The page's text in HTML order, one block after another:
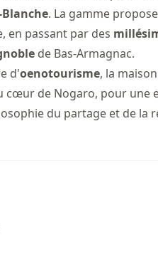
Blanche. La gamme
en passant par des
de Bas-Armagnac.
d'oenotourisme, la
cœur de Nogaro, pour une
du partage et de